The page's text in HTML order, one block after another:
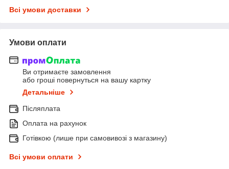
Всі умови доставки
Умови оплати
Ви отримаєте замовлення
або гроші повернуться на вашу картку
Детальніше
Післяплата
Оплата на рахунок
Готівкою (лише при самовивозі з магазину)
Всі умови оплати